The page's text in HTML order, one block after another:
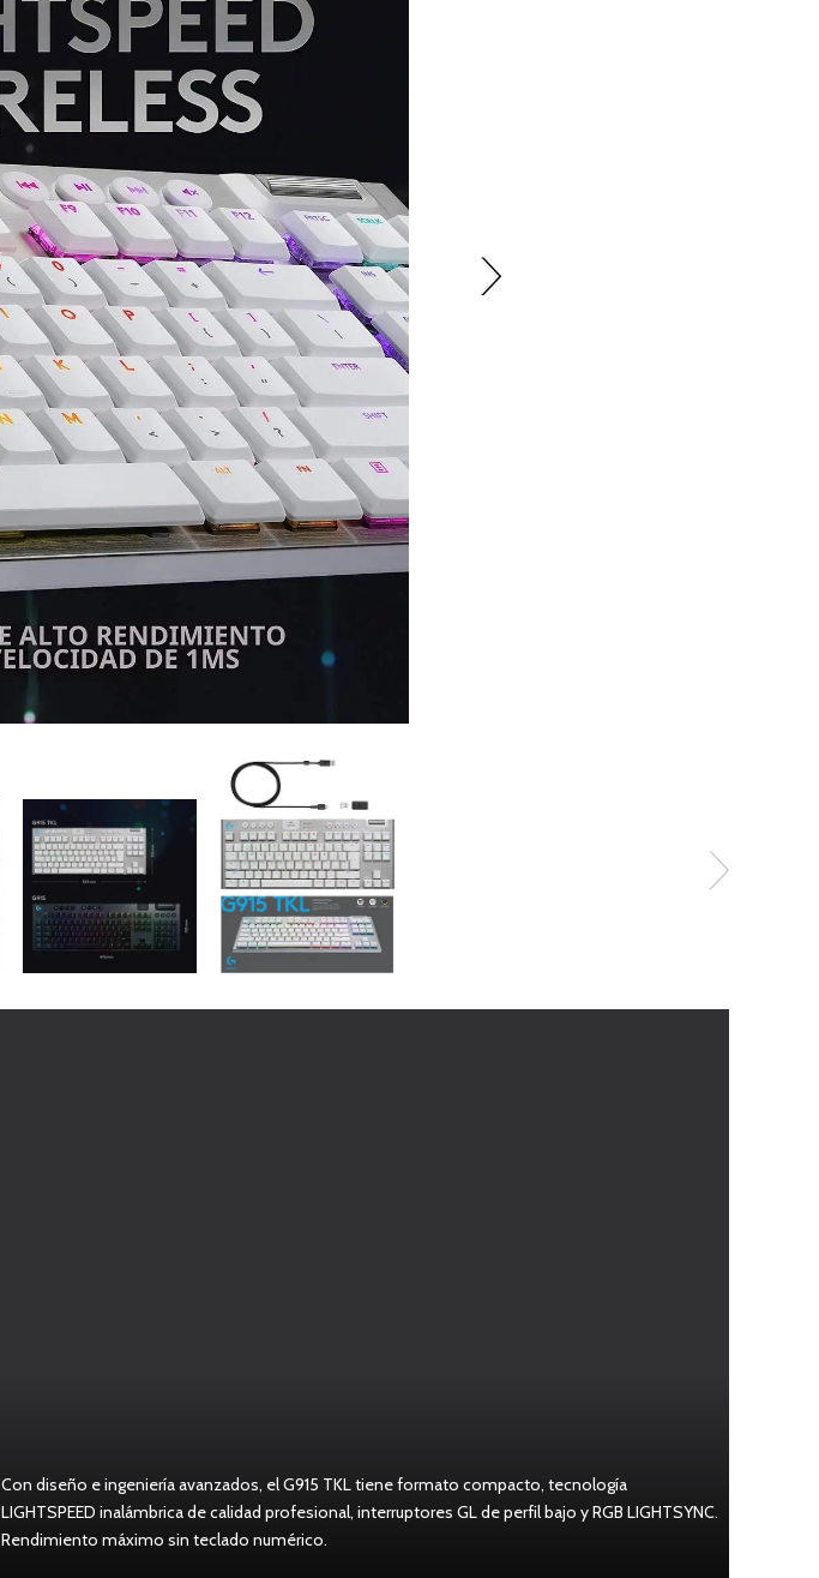
Con diseño e ingeniería avanzados, el G915 TKL tiene formato compacto, tecnología
LIGHTSPEED inalámbrica de calidad profesional, interruptores GL de perfil bajo y RGB LIGHTSYNC.
Rendimiento máximo sin teclado numérico.